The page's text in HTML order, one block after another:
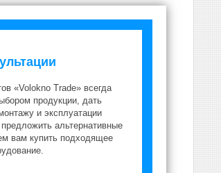
«Volokno Trade» всегда
продукции, дать
и эксплуатации
альтернативные
вам купить подходящее